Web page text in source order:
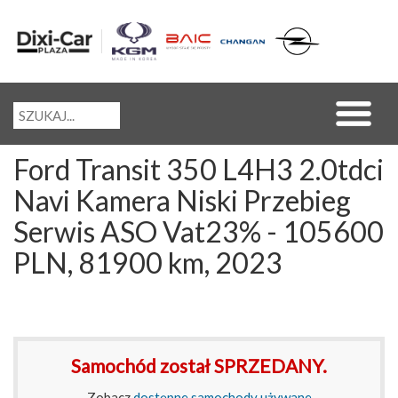
Ford Transit 350 L4H3 2.0tdci
Navi Kamera Niski Przebieg
Serwis ASO Vat23% - 105600
PLN, 81900 km, 2023
Samochód został SPRZEDANY.